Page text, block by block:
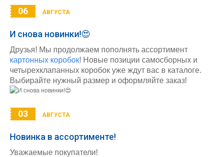
06 АВГУСТА
И снова новинки!😍
Друзья! Мы продолжаем пополнять ассортимент
картонных коробок! Новые позиции самосборных и
четырехклапанных коробок уже ждут вас в каталоге.
Выбирайте нужный размер и оформляйте заказ!
03 АВГУСТА
Новинка в ассортименте!
Уважаемые покупатели!